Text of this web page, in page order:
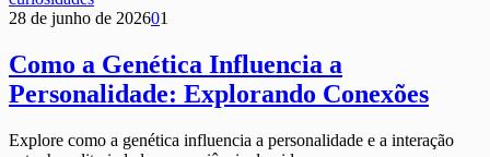
28 de junho de 202601
Como a Genética Influencia a
Personalidade: Explorando Conexões
Explore como a genética influencia a personalidade e a interação